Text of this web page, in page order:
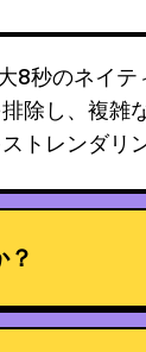
8秒のネイテ
除し、複雑
トレンダリ